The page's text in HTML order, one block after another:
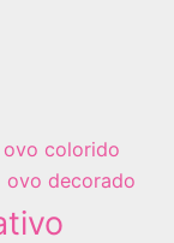
ovo colorido
ovo decorado